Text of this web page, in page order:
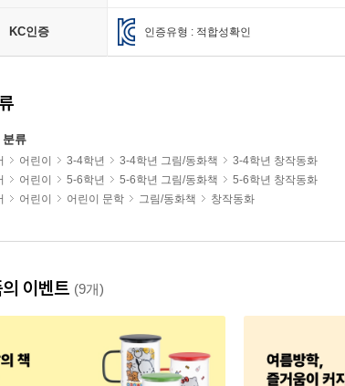
KC인증 인증유형 : 적합성확인
분류
어린이 3-4학년 3-4학년 그림/동화책
3-4학년 창작동화
어린이 5-6학년 5-6학년 그림/동화책
5-6학년 창작동화
어린이 어린이 문학 그림/동화책 창작동화
이벤트 (9개)